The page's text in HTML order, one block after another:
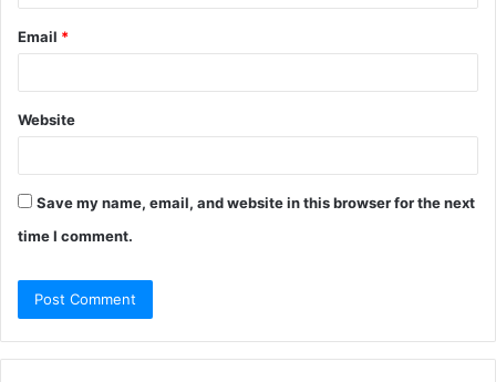
Email *
Website
Save my name, email, and website in this browser for the next
time I comment.